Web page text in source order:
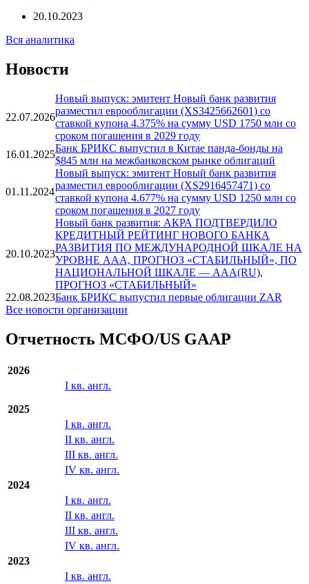
20.10.2023
Вся аналитика
Новости
22.07.2026
Новый выпуск: эмитент Новый банк развития
разместил еврооблигации (XS3425662601) со
ставкой купона 4.375% на сумму USD 1750 млн со
сроком погашения в 2029 году
16.01.2025
Банк БРИКС выпустил в Китае панда-бонды на
$845 млн на межбанковском рынке облигаций
01.11.2024
Новый выпуск: эмитент Новый банк развития
разместил еврооблигации (XS2916457471) со
ставкой купона 4.677% на сумму USD 1250 млн со
сроком погашения в 2027 году
20.10.2023
Новый банк развития: АКРА ПОДТВЕРДИЛО
КРЕДИТНЫЙ РЕЙТИНГ НОВОГО БАНКА
РАЗВИТИЯ ПО МЕЖДУНАРОДНОЙ ШКАЛЕ НА
УРОВНЕ AAA, ПРОГНОЗ «СТАБИЛЬНЫЙ», ПО
НАЦИОНАЛЬНОЙ ШКАЛЕ — AAA(RU),
ПРОГНОЗ «СТАБИЛЬНЫЙ»
22.08.2023Банк БРИКС выпустил первые облигации ZAR
Все новости организации
Отчетность МСФО/US GAAP
2026
I кв. англ.
2025
I кв. англ.
II кв. англ.
III кв. англ.
IV кв. англ.
2024
I кв. англ.
II кв. англ.
III кв. англ.
IV кв. англ.
2023
I кв. англ.